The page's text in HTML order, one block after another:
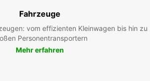
Fahrzeuge
vom effizienten Kleinwagen bis hin zu
Personentransportern
Mehr erfahren